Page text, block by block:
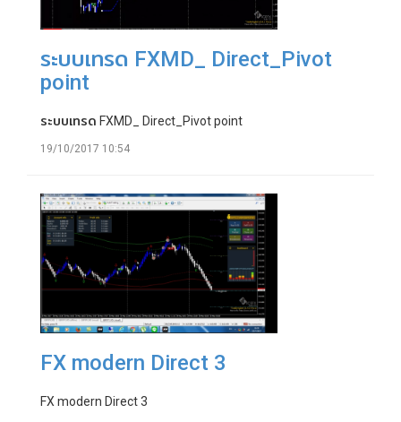
ระบบเทรด FXMD_ Direct_Pivot
point
ระบบเทรด FXMD_ Direct_Pivot point
19/10/2017 10:54
FX modern Direct 3
FX modern Direct 3